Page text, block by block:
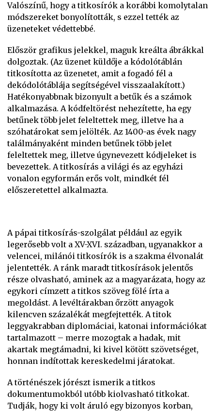
Valószínű, hogy a titkosírók a korábbi komolytalan
módszereket bonyolították, s ezzel tették az
üzeneteket védettebbé.
Először grafikus jelekkel, maguk kreálta ábrákkal
dolgoztak. (Az üzenet küldője a kódolótáblán
titkosította az üzenetet, amit a fogadó fél a
dekódolótáblája segítségével visszaalakított.)
Hatékonyabbnak bizonyult a betűk és a számok
alkalmazása. A kódfeltörést nehezítette, ha egy
betűnek több jelet feleltettek meg, illetve ha a
szóhatárokat sem jelölték. Az 1400-as évek nagy
találmányaként minden betűnek több jelet
feleltettek meg, illetve úgynevezett kódjeleket is
bevezettek. A titkosírás a világi és az egyházi
vonalon egyformán erős volt, mindkét fél
előszeretettel alkalmazta.
A pápai titkosírás-szolgálat például az egyik
legerősebb volt a XV-XVI. században, ugyanakkor a
velencei, milánói titkosírók is a szakma élvonalát
jelentették. A ránk maradt titkosírások jelentős
része olvasható, aminek az a magyarázata, hogy az
egykori címzett a titkos szöveg fölé írta a
megoldást. A levéltárakban őrzött anyagok
kilencven százalékát megfejtették. A titok
leggyakrabban diplomáciai, katonai információkat
tartalmazott – merre mozogtak a hadak, mit
akartak megtámadni, ki kivel kötött szövetséget,
honnan indítottak kereskedelmi járatokat.
A történészek jórészt ismerik a titkos
dokumentumokból utóbb kiolvasható titkokat.
Tudják, hogy ki volt áruló egy bizonyos korban,